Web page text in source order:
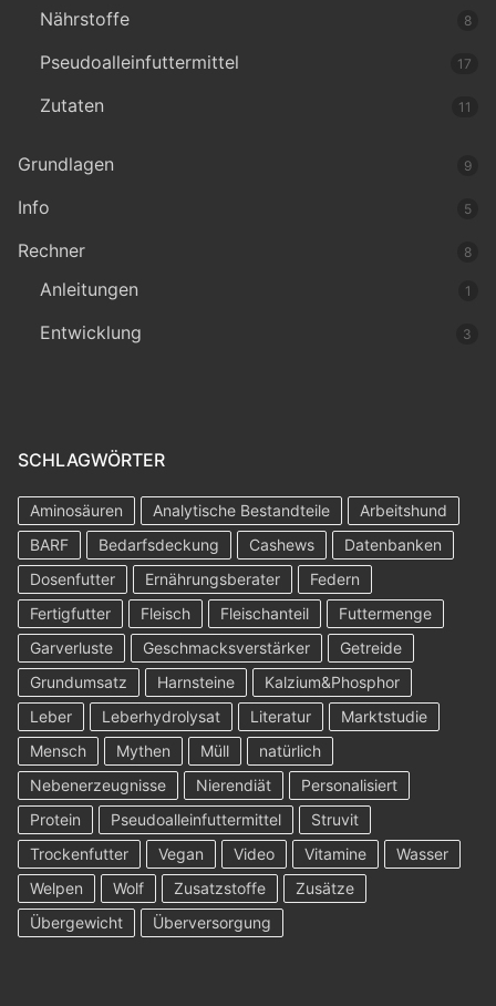
Nährstoffe 8
Pseudoalleinfuttermittel 17
Zutaten 11
Grundlagen 9
Info 5
Rechner 8
Anleitungen 1
Entwicklung 3
SCHLAGWÖRTER
Aminosäuren Analytische Bestandteile
Arbeitshund
BARF
Bedarfsdeckung Cashews
Datenbanken
Dosenfutter
Ernährungsberater
Federn
Fertigfutter
Fleisch Fleischanteil
Futtermenge
Garverluste
Geschmacksverstärker
Getreide
Grundumsatz
Harnsteine
Kalzium&Phosphor
Leber
Leberhydrolysat Literatur
Marktstudie
Mensch
Mythen Müll
natürlich
Nebenerzeugnisse
Nierendiät
Personalisiert
Protein
Pseudoalleinfuttermittel
Struvit
Trockenfutter
Vegan Video Vitamine
Wasser
Welpen
Wolf Zusatzstoffe
Zusätze
Übergewicht
Überversorgung